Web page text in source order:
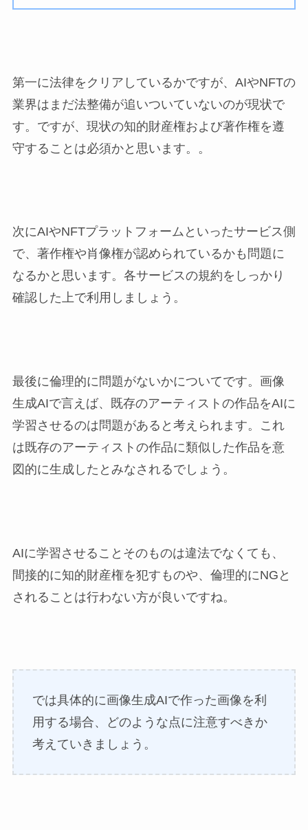
第一に法律をクリアしているかですが、AIやNFTの
業界はまだ法整備が追いついていないのが現状で
す。ですが、現状の知的財産権および著作権を遵
守することは必須かと思います。。
次にAIやNFTプラットフォームといったサービス側
で、著作権や肖像権が認められているかも問題に
なるかと思います。各サービスの規約をしっかり
確認した上で利用しましょう。
最後に倫理的に問題がないかについてです。画像
生成AIで言えば、既存のアーティストの作品をAIに
学習させるのは問題があると考えられます。これ
は既存のアーティストの作品に類似した作品を意
図的に生成したとみなされるでしょう。
AIに学習させることそのものは違法でなくても、
間接的に知的財産権を犯すものや、倫理的にNGと
されることは行わない方が良いですね。
では具体的に画像生成AIで作った画像を利
用する場合、どのような点に注意すべきか
考えていきましょう。